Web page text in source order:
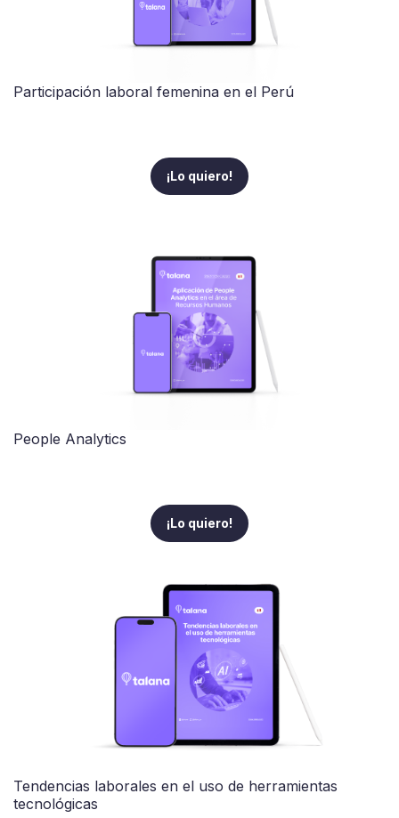
Participación laboral femenina en el Perú
¡Lo quiero!
People Analytics
¡Lo quiero!
Tendencias laborales en el uso de herramientas
tecnológicas